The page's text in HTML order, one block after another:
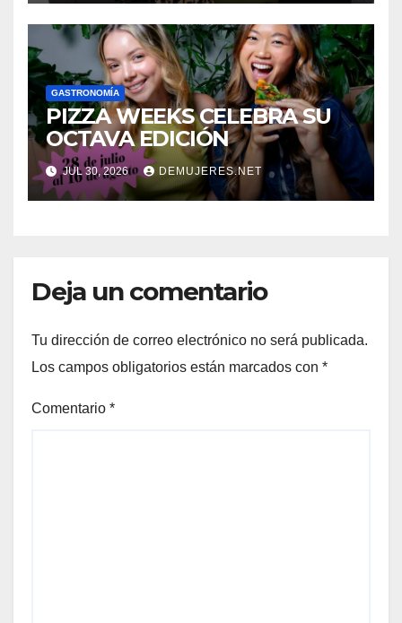
GASTRONOMÍA
PIZZA WEEKS CELEBRA SU
OCTAVA EDICIÓN
JUL 30, 2026 DEMUJERES.NET
Deja un comentario
Tu dirección de correo electrónico no será publicada.
Los campos obligatorios están marcados con *
Comentario *